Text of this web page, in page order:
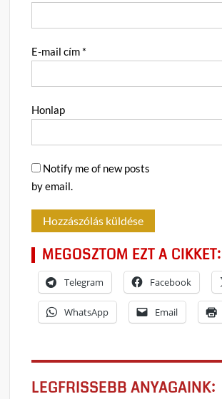
E-mail cím *
Honlap
Notify me of new posts
by email.
MEGOSZTOM EZT A CIKKET:
Telegram Facebook
WhatsApp Email
LEGFRISSEBB ANYAGAINK: